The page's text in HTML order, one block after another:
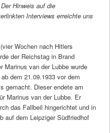
Hinweis auf die
Interviews erreichte uns
Wochen nach Hitlers
der Reichstag in Brand
Marinus van der Lubbe wurde
dem 21.09.1933 vor dem
gemacht. Dieser endete am
Marinus van der Lubbe. Er
das Fallbeil hingerichtet und in
auf dem Leipziger Südfriedhof